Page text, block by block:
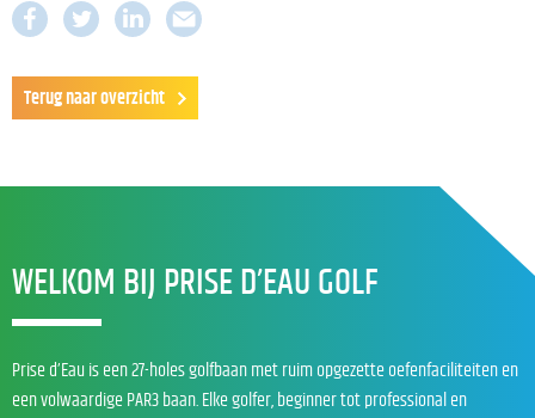
Terug naar overzicht
WELKOM BIJ PRISE D’EAU GOLF
Prise d’Eau is een 27-holes golfbaan met ruim opgezette oefenfaciliteiten en
een volwaardige PAR3 baan. Elke golfer, beginner tot professional en